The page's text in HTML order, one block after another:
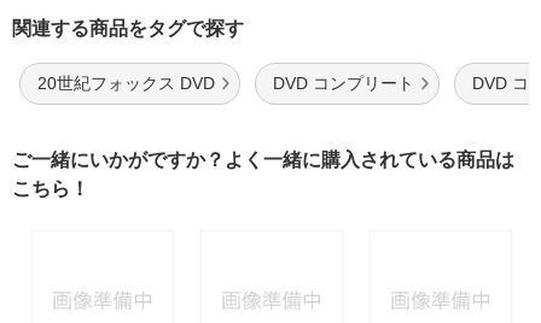
関連する商品をタグで探す
20世紀フォックス DVD DVD コンプリート DVD コ
ご一緒にいかがですか？よく一緒に購入されている商品は
こちら！